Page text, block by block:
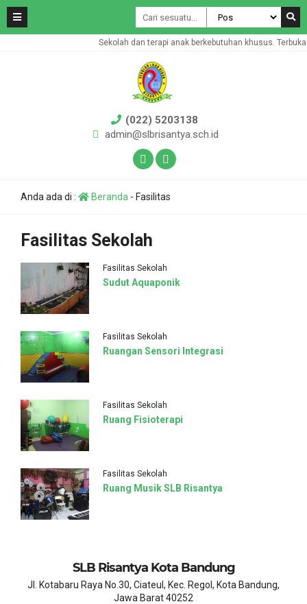
Sekolah dan terapi anak berkebutuhan khusus.
(022) 5203138
admin@slbrisantya.sch.id
Anda ada di : Beranda - Fasilitas
Fasilitas Sekolah
Fasilitas Sekolah
Sudut Aquaponik
Fasilitas Sekolah
Ruangan Sensori Integrasi
Fasilitas Sekolah
Ruang Fisioterapi
Fasilitas Sekolah
Ruang Musik SLB Risantya
SLB Risantya Kota Bandung
Jl. Kotabaru Raya No.30, Ciateul, Kec. Regol, Kota Bandung,
Jawa Barat 40252